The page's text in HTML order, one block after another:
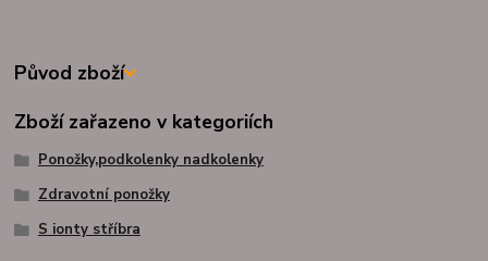
Původ zboží
Zboží zařazeno v kategoriích
Ponožky,podkolenky nadkolenky
Zdravotní ponožky
S ionty stříbra